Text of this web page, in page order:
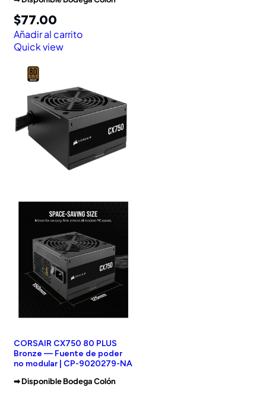
$77.00
Añadir al carrito
Quick view
CORSAIR CX750 80 PLUS
Bronze — Fuente de poder
no modular | CP-9020279-NA
➡︎ Disponible Bodega Colón